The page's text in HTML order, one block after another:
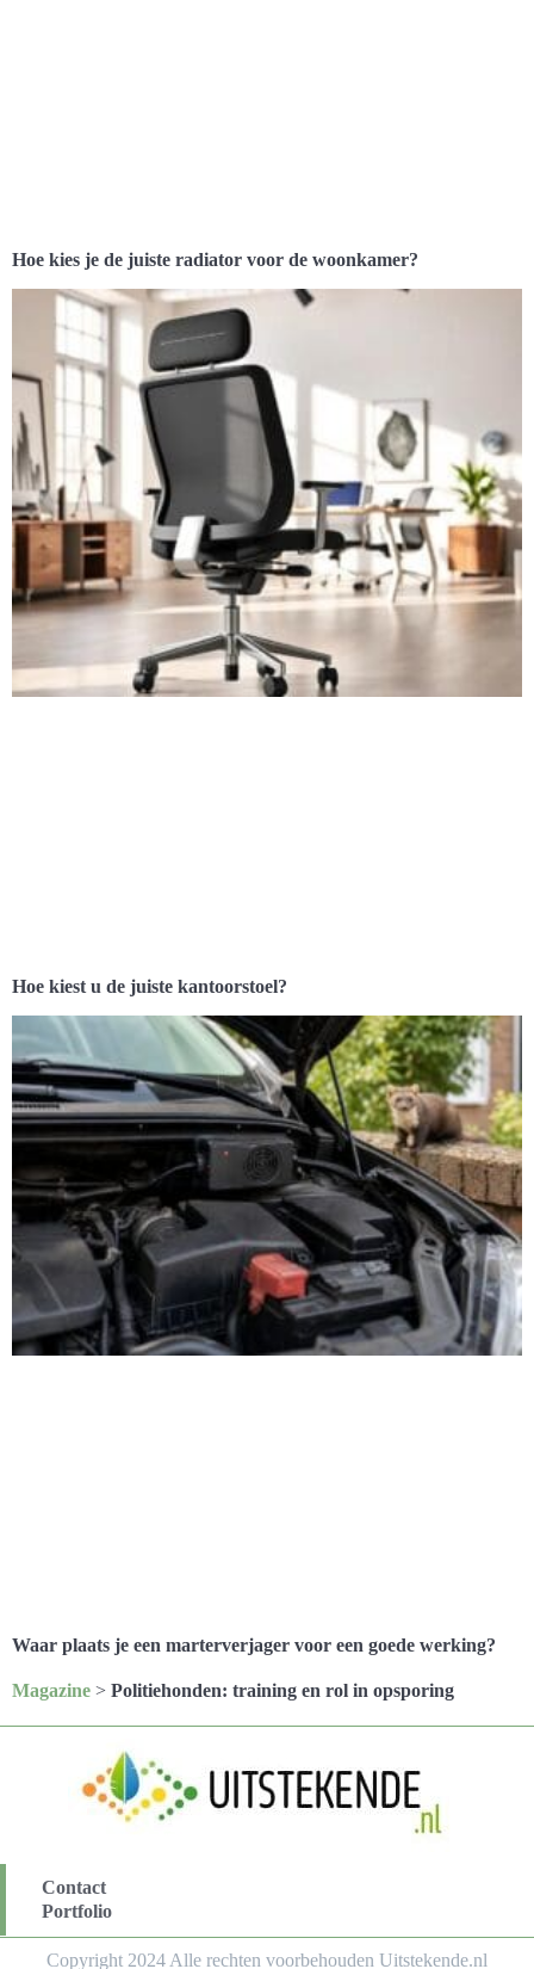
Hoe kies je de juiste radiator voor de woonkamer?
Hoe kiest u de juiste kantoorstoel?
Waar plaats je een marterverjager voor een goede werking?
Magazine > Politiehonden: training en rol in opsporing
Contact
Portfolio
Copyright 2024 Alle rechten voorbehouden Uitstekende.nl